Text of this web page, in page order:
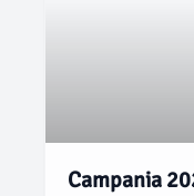
Campania